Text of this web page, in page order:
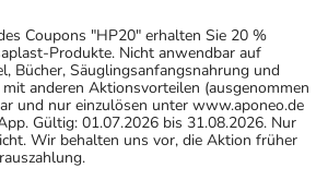
Coupons "HP20" erhalten Sie 20 %
Produkte. Nicht anwendbar auf
Bücher, Säuglingsanfangsnahrung und
anderen Aktionsvorteilen (ausgenommen
und nur einzulösen unter www.aponeo.de
Gültig: 01.07.2026 bis 31.08.2026. Nur
Wir behalten uns vor, die Aktion früher